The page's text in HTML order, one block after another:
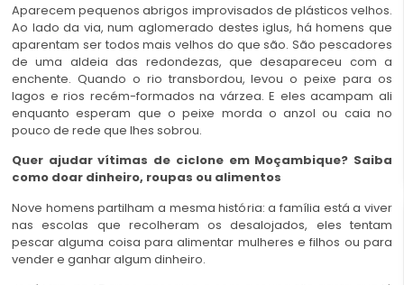
Aparecem pequenos abrigos improvisados de plásticos velhos.
Ao lado da via, num aglomerado destes iglus, há homens que
aparentam ser todos mais velhos do que são. São pescadores
de uma aldeia das redondezas, que desapareceu com a
enchente. Quando o rio transbordou, levou o peixe para os
lagos e rios recém-formados na várzea. E eles acampam ali
enquanto esperam que o peixe morda o anzol ou caia no
pouco de rede que lhes sobrou.
Quer ajudar vítimas de ciclone em Moçambique? Saiba
como doar dinheiro, roupas ou alimentos
Nove homens partilham a mesma história: a família está a viver
nas escolas que recolheram os desalojados, eles tentam
pescar alguma coisa para alimentar mulheres e filhos ou para
vender e ganhar algum dinheiro.